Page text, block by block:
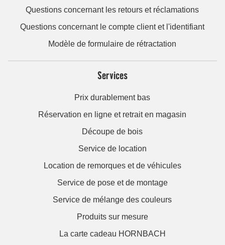
Questions concernant les retours et réclamations
Questions concernant le compte client et l'identifiant
Modèle de formulaire de rétractation
Services
Prix durablement bas
Réservation en ligne et retrait en magasin
Découpe de bois
Service de location
Location de remorques et de véhicules
Service de pose et de montage
Service de mélange des couleurs
Produits sur mesure
La carte cadeau HORNBACH